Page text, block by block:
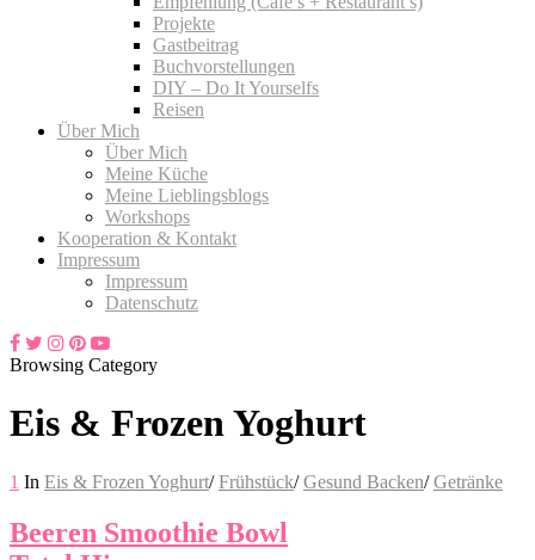
Projekte
Gastbeitrag
Buchvorstellungen
DIY – Do It Yourselfs
Reisen
Über Mich
Über Mich
Meine Küche
Meine Lieblingsblogs
Workshops
Kooperation & Kontakt
Impressum
Impressum
Datenschutz
Browsing Category
Eis & Frozen Yoghurt
1 In Eis & Frozen Yoghurt/ Frühstück/ Gesund Backen/ Getränke
Beeren Smoothie Bowl